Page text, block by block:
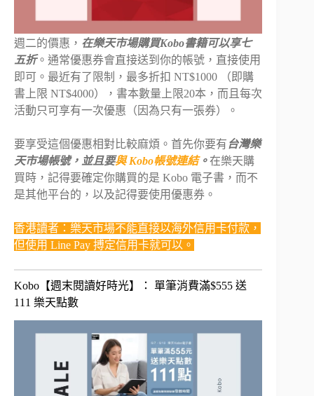
週二的價惠， 在樂天市場購買Kobo書籍可以享七
五折。通常優惠券會直接送到你的帳號，直接使用
即可。最近有了限制，最多折扣 NT$1000 （即購
書上限 NT$4000），書本數量上限20本，而且每次
活動只可享有一次優惠（因為只有一張券）。
要享受這個優惠相對比較麻煩。首先你要有 台灣樂
天市場帳號，並且要與 Kobo帳號連結。在樂天購
買時，記得要確定你購買的是 Kobo 電子書，而不
是其他平台的，以及記得要使用優惠券。
香港讀者：樂天市場不能直接以海外信用卡付款，
但使用 Line Pay 搏定信用卡就可以。
Kobo【週末閱讀好時光】： 單筆消費滿$555 送
111 樂天點數